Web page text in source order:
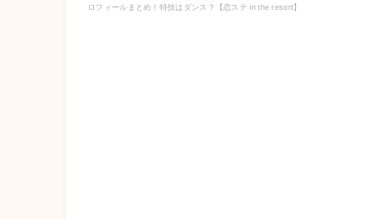
ロフィールまとめ！特技はダンス？【恋ステ in the resort】